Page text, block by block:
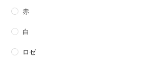
赤
白
ロゼ